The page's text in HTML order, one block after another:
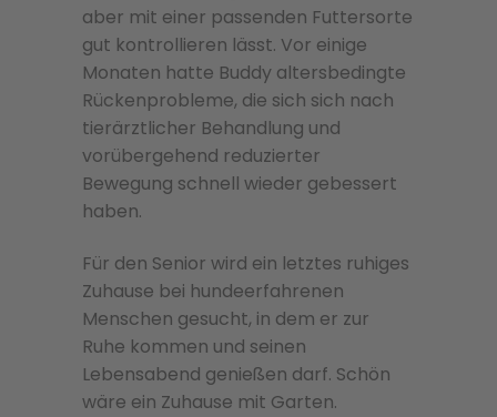
aber mit einer passenden Futtersorte
gut kontrollieren lässt. Vor einige
Monaten hatte Buddy altersbedingte
Rückenprobleme, die sich sich nach
tierärztlicher Behandlung und
vorübergehend reduzierter
Bewegung schnell wieder gebessert
haben.
Für den Senior wird ein letztes ruhiges
Zuhause bei hundeerfahrenen
Menschen gesucht, in dem er zur
Ruhe kommen und seinen
Lebensabend genießen darf. Schön
wäre ein Zuhause mit Garten.